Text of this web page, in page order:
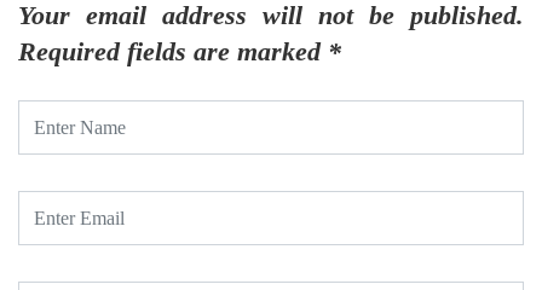
Your email address will not be published.
Required fields are marked *